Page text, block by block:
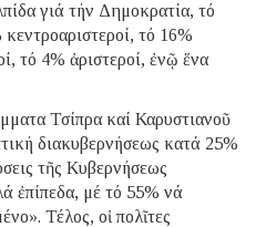
γιά τήν Δημοκρατία, τό
τό 16%
τό 4% ἀριστεροί, ἐνῷ ἕνα
Τσίπρα καί Καρυστιανοῦ
διακυβερνήσεως κατά 25%
τῆς Κυβερνήσεως
ἐπίπεδα, μέ τό 55% νά
Τέλος, οἱ πολῖτες